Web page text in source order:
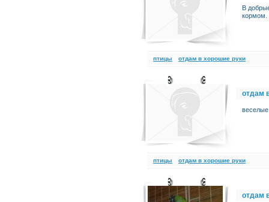
В
кормом.
птицы отдам в хорошие руки
отдам
веселые
птицы отдам в хорошие руки
отдам